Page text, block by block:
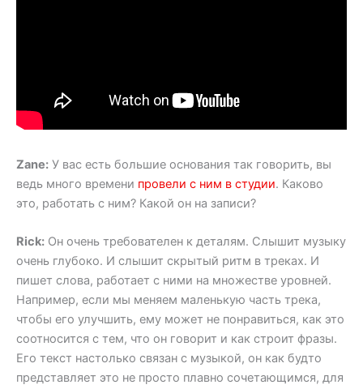
Zane: У вас есть большие основания так говорить, вы
ведь много времени провели с ним в студии. Каково
это, работать с ним? Какой он на записи?
Rick: Он очень требователен к деталям. Слышит музыку
очень глубоко. И слышит скрытый ритм в треках. И
пишет слова, работает с ними на множестве уровней.
Например, если мы меняем маленькую часть трека,
чтобы его улучшить, ему может не понравиться, как это
соотносится с тем, что он говорит и как строит фразы.
Его текст настолько связан с музыкой, он как будто
представляет это не просто плавно сочетающимся, для